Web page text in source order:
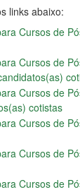
links abaixo:
Cursos de
Cursos de
Cursos de
cotistas
Cursos de
Cursos de
Cursos de